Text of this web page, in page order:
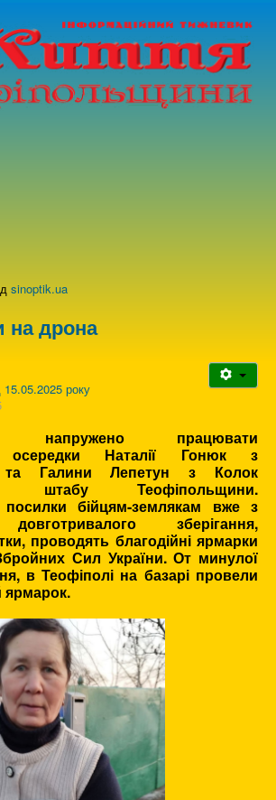
Про нас
Зворотній зв'язок
sinoptik.ua
на дрона
року
напружено працювати
осередки Наталії Гонюк з
та Галини Лепетун з Колок
штабу Теофіпольщини.
посилки бійцям-землякам вже з
зберігання,
проводять благодійні ярмарки
Сил України. От минулої
в Теофіполі на базарі провели
ярмарок.